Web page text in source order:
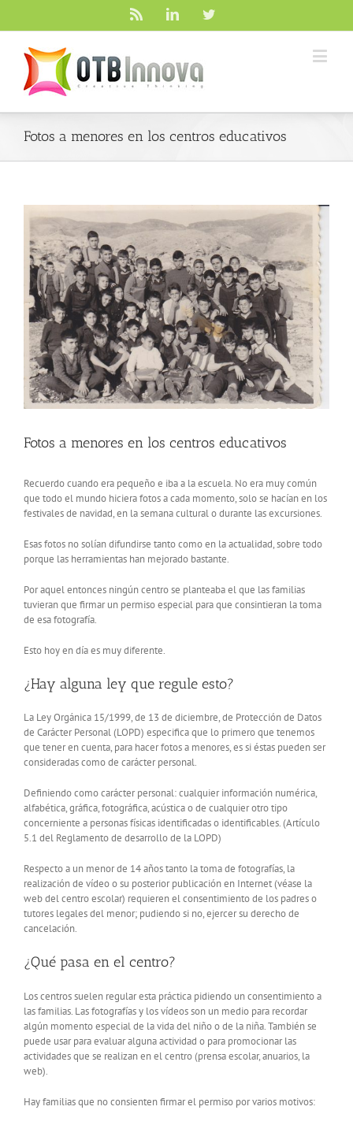
LinkedinTwitter
Fotos a menores en los centros educativos
más
grande
Fotos a menores en los centros educativos
Recuerdo cuando era pequeño e iba a la escuela. No era muy común
que todo el mundo hiciera fotos a cada momento, solo se hacían en los
festivales de navidad, en la semana cultural o durante las excursiones.
Esas fotos no solían difundirse tanto como en la actualidad, sobre todo
porque las herramientas han mejorado bastante.
Por aquel entonces ningún centro se planteaba el que las familias
tuvieran que firmar un permiso especial para que consintieran la toma
de esa fotografía.
Esto hoy en día es muy diferente.
¿Hay alguna ley que regule esto?
La Ley Orgánica 15/1999, de 13 de diciembre, de Protección de Datos
de Carácter Personal (LOPD) especifica que lo primero que tenemos
que tener en cuenta, para hacer fotos a menores, es si éstas pueden ser
consideradas como de carácter personal.
Definiendo como carácter personal: cualquier información numérica,
alfabética, gráfica, fotográfica, acústica o de cualquier otro tipo
concerniente a personas físicas identificadas o identificables. (Artículo
5.1 del Reglamento de desarrollo de la LOPD)
Respecto a un menor de 14 años tanto la toma de fotografías, la
realización de vídeo o su posterior publicación en Internet (véase la
web del centro escolar) requieren el consentimiento de los padres o
tutores legales del menor; pudiendo si no, ejercer su derecho de
cancelación.
¿Qué pasa en el centro?
Los centros suelen regular esta práctica pidiendo un consentimiento a
las familias. Las fotografías y los vídeos son un medio para recordar
algún momento especial de la vida del niño o de la niña. También se
puede usar para evaluar alguna actividad o para promocionar las
actividades que se realizan en el centro (prensa escolar, anuarios, la
web).
Hay familias que no consienten firmar el permiso por varios motivos: